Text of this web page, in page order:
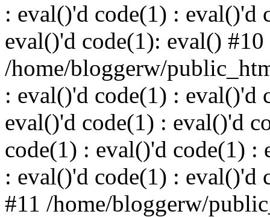
: eval()'d code(1) : eval()'d
eval()'d code(1): eval() #10
/home/bloggerw/
: eval()'d code(1) : eval()'d
eval()'d code(1) : eval()'d
code(1) : eval()'d code(1) :
: eval()'d code(1) : eval()'d
#11 /home/bloggerw/